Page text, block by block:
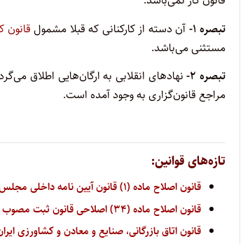
تبصره ۱-
آن دسته از کارکنانی که قبلا مشمولقانون
مستثنی می‌باشد.
تبصره ۲-
مراجع قانون‌گزاری به وجود آمده است.
تازه‌های قوانین:
قانون اصلاح ماده (۱) قانون آیین نامه داخلی مجلس شورای اسلامی
قانون اصلاح ماده (۳۴) اصلاحی قانون ثبت مصوب ۱۳۵۱ و حذف ماده (۳۴) مکرر آن
قانون اتاق بازرگانی، صنایع و معادن و کشاورزی